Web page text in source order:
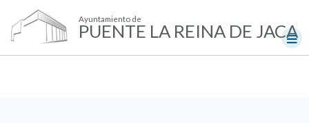
Ayuntamiento de
PUENTE LA REINA DE JACA